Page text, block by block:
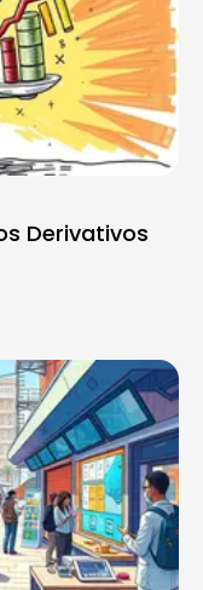
Derivativos